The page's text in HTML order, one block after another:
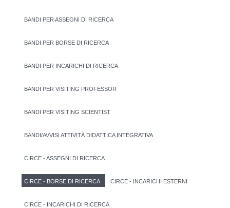
BANDI PER ASSEGNI DI RICERCA
BANDI PER BORSE DI RICERCA
BANDI PER INCARICHI DI RICERCA
BANDI PER VISITING PROFESSOR
BANDI PER VISITING SCIENTIST
BANDI/AVVISI ATTIVITÀ DIDATTICA INTEGRATIVA
CIRCE - ASSEGNI DI RICERCA
CIRCE - BORSE DI RICERCA CIRCE - INCARICHI ESTERNI
CIRCE - INCARICHI DI RICERCA